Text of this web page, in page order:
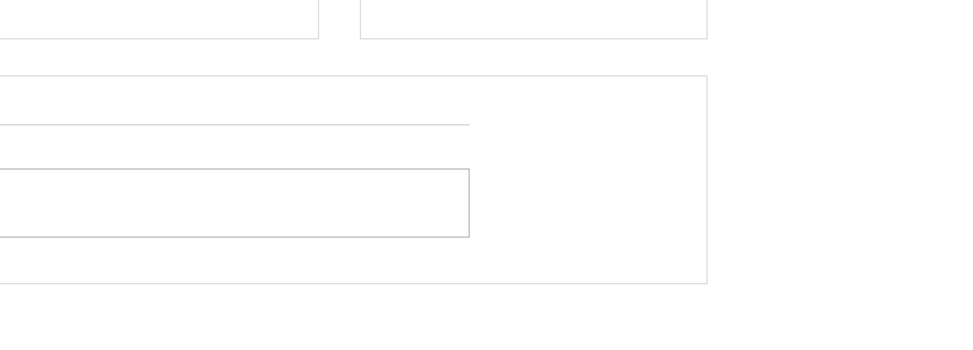
Fertigstellung und
Fertigstellung des Rohbau